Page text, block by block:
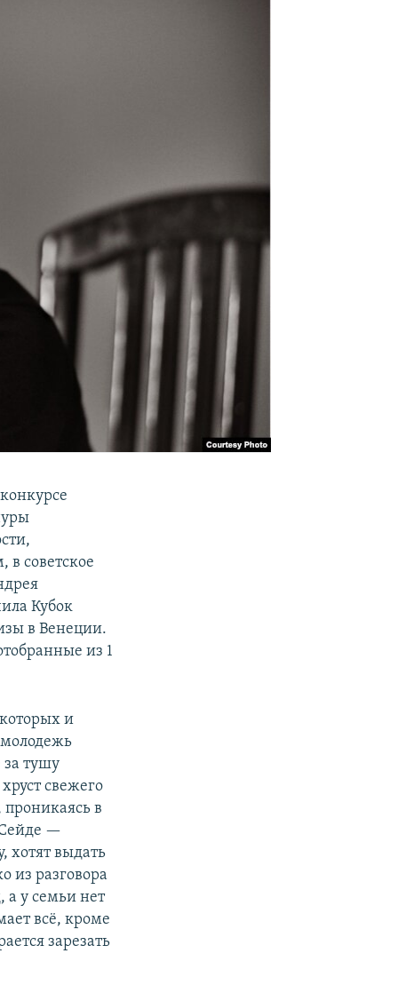
советское
Кубок
в Венеции.
из 1
и
молодежь
за тушу
свежего
проникаясь в
Сейде —
хотят выдать
из разговора
а у семьи нет
всё, кроме
зарезать